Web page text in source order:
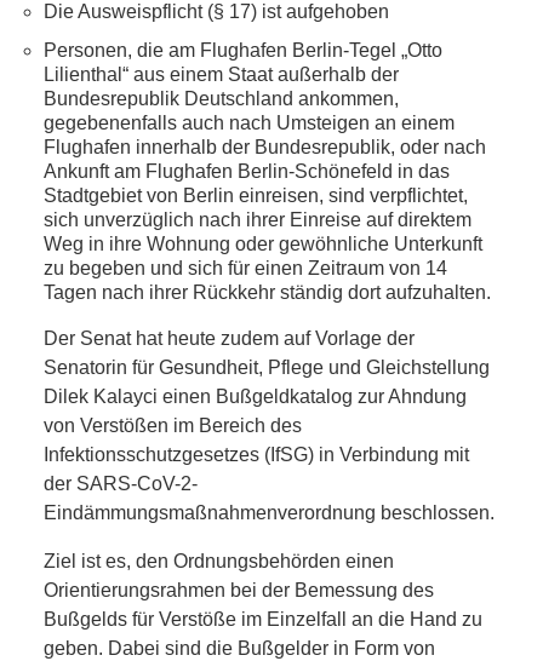
BAUEN
UND
WOHNEN
SPORT
UND
FREIZEIT
DER
ANDERE
BLICK
NETZWERK
SPONSORING
Die Ausweispflicht (§ 17) ist aufgehoben
Personen, die am Flughafen Berlin-Tegel „Otto
Lilienthal“ aus einem Staat außerhalb der
Bundesrepublik Deutschland ankommen,
gegebenenfalls auch nach Umsteigen an einem
Flughafen innerhalb der Bundesrepublik, oder nach
Ankunft am Flughafen Berlin-Schönefeld in das
Stadtgebiet von Berlin einreisen, sind verpflichtet,
sich unverzüglich nach ihrer Einreise auf direktem
Weg in ihre Wohnung oder gewöhnliche Unterkunft
zu begeben und sich für einen Zeitraum von 14
Tagen nach ihrer Rückkehr ständig dort aufzuhalten.
Der Senat hat heute zudem auf Vorlage der
Senatorin für Gesundheit, Pflege und Gleichstellung
Dilek Kalayci einen Bußgeldkatalog zur Ahndung
von Verstößen im Bereich des
Infektionsschutzgesetzes (IfSG) in Verbindung mit
der SARS-CoV-2-
Eindämmungsmaßnahmenverordnung beschlossen.
Ziel ist es, den Ordnungsbehörden einen
Orientierungsrahmen bei der Bemessung des
Bußgelds für Verstöße im Einzelfall an die Hand zu
geben. Dabei sind die Bußgelder in Form von